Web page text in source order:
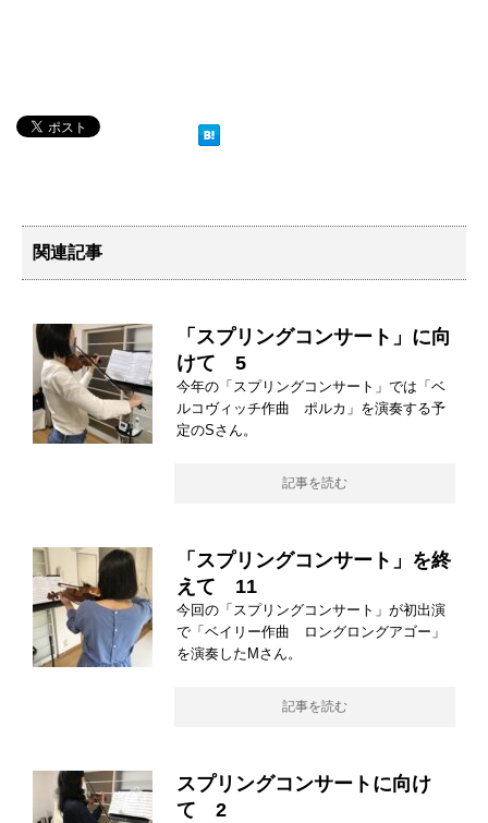
関連記事
「スプリングコンサート」に向
けて 5
今年の「スプリングコンサート」では「ベ
ルコヴィッチ作曲 ポルカ」を演奏する予
定のSさん。
記事を読む
「スプリングコンサート」を終
えて 11
今回の「スプリングコンサート」が初出演
で「ベイリー作曲 ロングロングアゴー」
を演奏したMさん。
記事を読む
スプリングコンサートに向け
て 2